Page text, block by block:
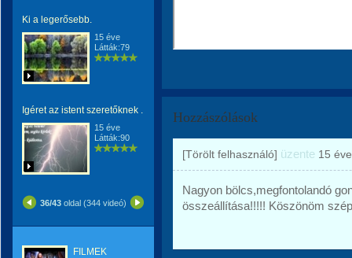
Ki a legerősebb.
15 éve
Látták:79
Igéret az istent szeretőknek .
15 éve
Látták:90
36/43 oldal (344 videó)
FILMEK
Hozzászólások
[Törölt felhasználó] üzente 15 éve
Nagyon bölcs,megfontolandó
összeállítása!!!!! Köszönöm